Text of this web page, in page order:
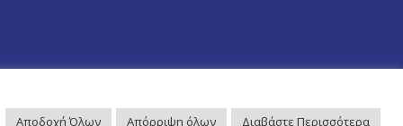
Αποδοχή Όλων Απόρριψη όλων Διαβάστε Περισσότερα